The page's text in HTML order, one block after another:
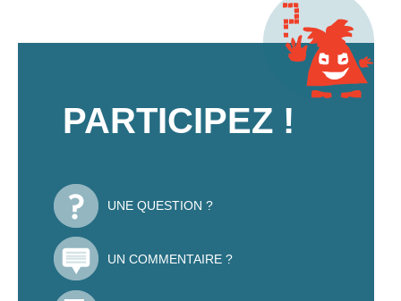
PARTICIPEZ !
UNE QUESTION ?
UN COMMENTAIRE ?